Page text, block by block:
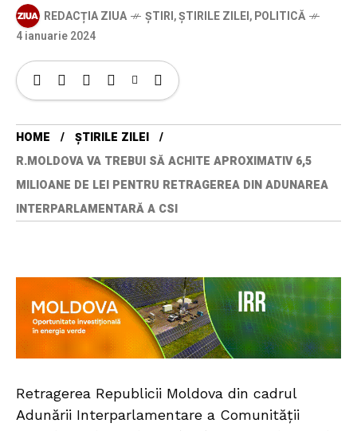
REDACȚIA ZIUA ȘTIRI,ȘTIRILE ZILEI,POLITICĂ
4 ianuarie 2024
HOME
ȘTIRILE ZILEI
R.MOLDOVA VA TREBUI SĂ ACHITE APROXIMATIV 6,5
MILIOANE DE LEI PENTRU RETRAGEREA DIN ADUNAREA
INTERPARLAMENTARĂ A CSI
Retragerea Republicii Moldova din cadrul
Adunării Interparlamentare a Comunității